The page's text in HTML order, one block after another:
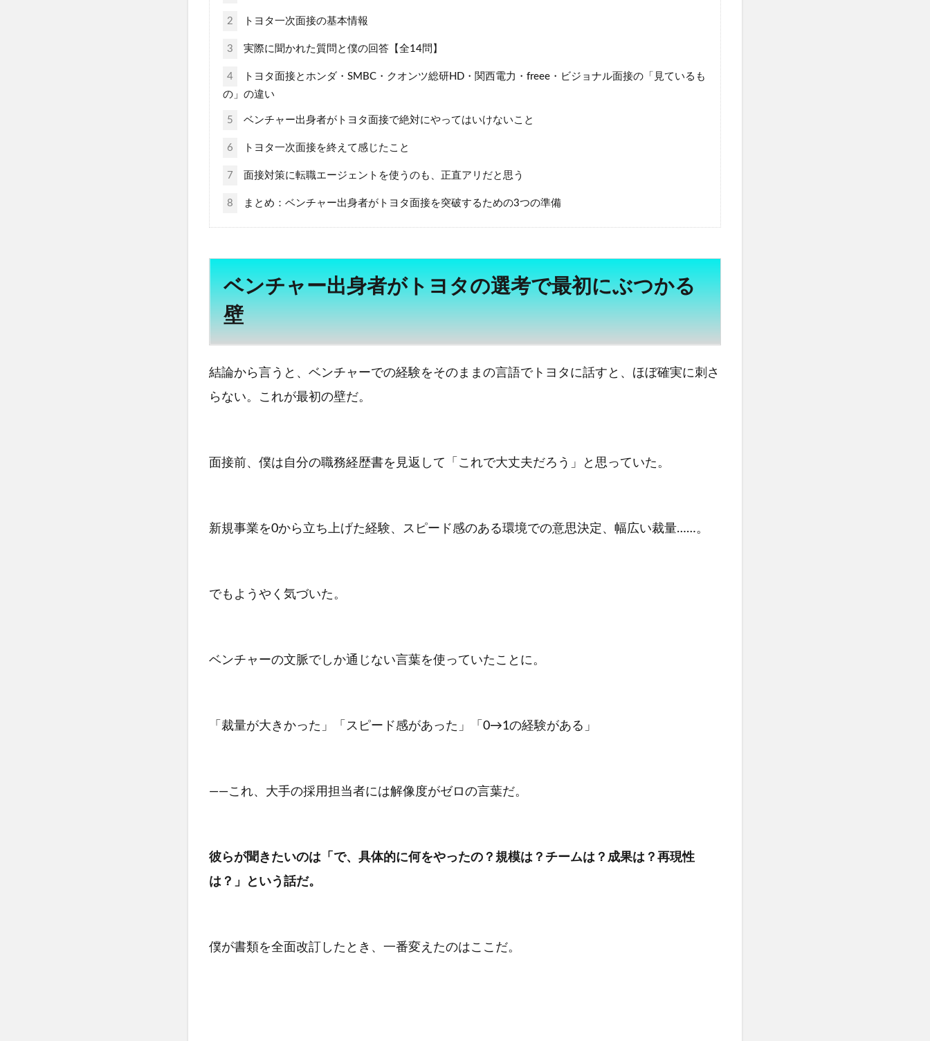
2 トヨタ一次面接の基本情報
3 実際に聞かれた質問と僕の回答【全14問】
4
トヨタ面接とホンダ・SMBC・クオンツ総研HD・関西電力・freee・ビジョナル面接の「見ているも
の」の違い
5 ベンチャー出身者がトヨタ面接で絶対にやってはいけないこと
6 トヨタ一次面接を終えて感じたこと
7 面接対策に転職エージェントを使うのも、正直アリだと思う
8 まとめ：ベンチャー出身者がトヨタ面接を突破するための3つの準備
ベンチャー出身者がトヨタの選考で最初にぶつかる
壁
結論から言うと、ベンチャーでの経験をそのままの言語でトヨタに話すと、ほぼ確実に刺さ
らない。これが最初の壁だ。
面接前、僕は自分の職務経歴書を見返して「これで大丈夫だろう」と思っていた。
新規事業を0から立ち上げた経験、スピード感のある環境での意思決定、幅広い裁量……。
でもようやく気づいた。
ベンチャーの文脈でしか通じない言葉を使っていたことに。
「裁量が大きかった」「スピード感があった」「0→1の経験がある」
——これ、大手の採用担当者には解像度がゼロの言葉だ。
彼らが聞きたいのは「で、具体的に何をやったの？規模は？チームは？成果は？再現性
は？」という話だ。
僕が書類を全面改訂したとき、一番変えたのはここだ。